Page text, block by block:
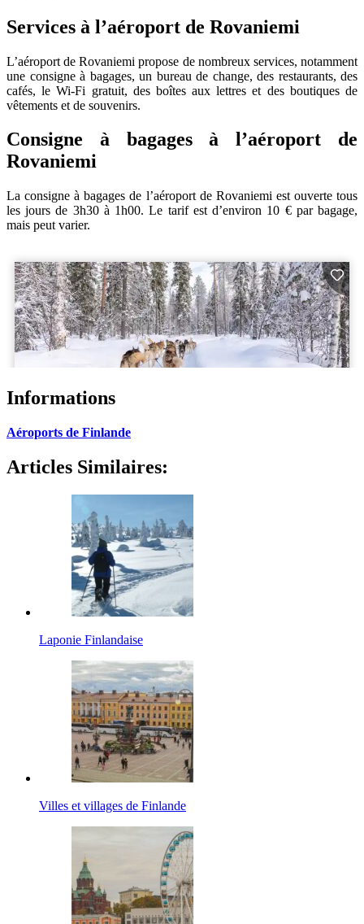
Services à l’aéroport de Rovaniemi
L’aéroport de Rovaniemi propose de nombreux services, notamment
une consigne à bagages, un bureau de change, des restaurants, des
cafés, le Wi-Fi gratuit, des boîtes aux lettres et des boutiques de
vêtements et de souvenirs.
Consigne à bagages à l’aéroport de
Rovaniemi
La consigne à bagages de l’aéroport de Rovaniemi est ouverte tous
les jours de 3h30 à 1h00. Le tarif est d’environ 10 € par bagage,
mais peut varier.
Informations
Aéroports de Finlande
Articles Similaires:
Laponie Finlandaise
Villes et villages de Finlande